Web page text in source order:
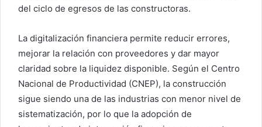
del ciclo de egresos de las constructoras.
La digitalización financiera permite reducir errores,
mejorar la relación con proveedores y dar mayor
claridad sobre la liquidez disponible. Según el Centro
Nacional de Productividad (CNEP), la construcción
sigue siendo una de las industrias con menor nivel de
sistematización, por lo que la adopción de